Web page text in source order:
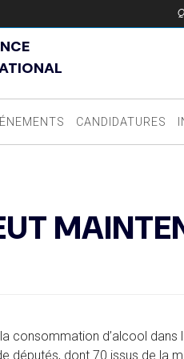
CANDIDATURES
consommation d’alcool
députés, dont 70 issus de la